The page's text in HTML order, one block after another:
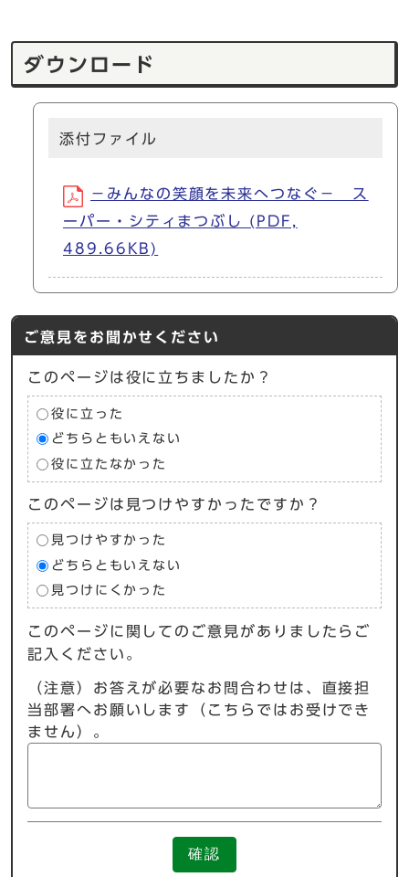
ダウンロード
添付ファイル
－みんなの笑顔を未来へつなぐ－ ス
ーパー・シティまつぶし (PDF,
489.66KB)
ご意見をお聞かせください
このページは役に立ちましたか？
役に立った
どちらともいえない
役に立たなかった
このページは見つけやすかったですか？
見つけやすかった
どちらともいえない
見つけにくかった
このページに関してのご意見がありましたらご
記入ください。
（注意）お答えが必要なお問合わせは、直接担
当部署へお願いします（こちらではお受けでき
ません）。
確認